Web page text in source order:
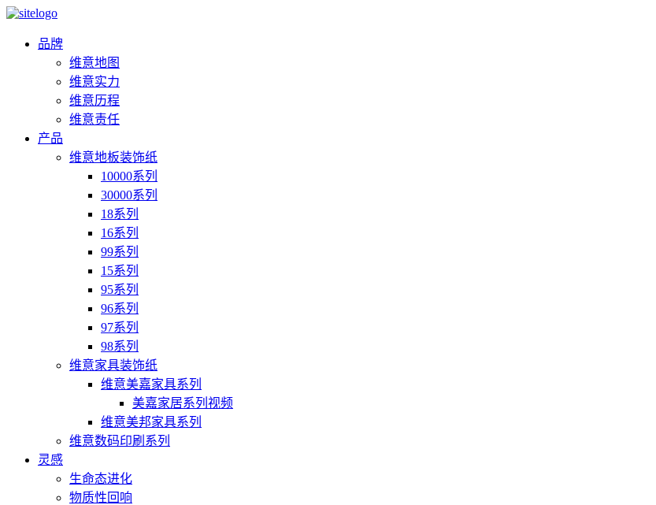
品牌
维意地图
维意实力
维意历程
维意责任
产品
维意地板装饰纸
10000系列
30000系列
18系列
16系列
99系列
15系列
95系列
96系列
97系列
98系列
维意家具装饰纸
维意美嘉家具系列
美嘉家居系列视频
维意美邦家具系列
维意数码印刷系列
灵感
生命态进化
物质性回响